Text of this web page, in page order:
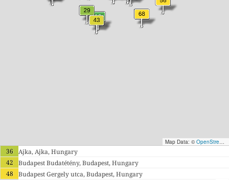
Map Data: © OpenStreetMap contributors
36
Ajka, Ajka, Hungary
42
Budapest Budatétény, Budapest, Hungary
48
Budapest Gergely utca, Budapest, Hungary